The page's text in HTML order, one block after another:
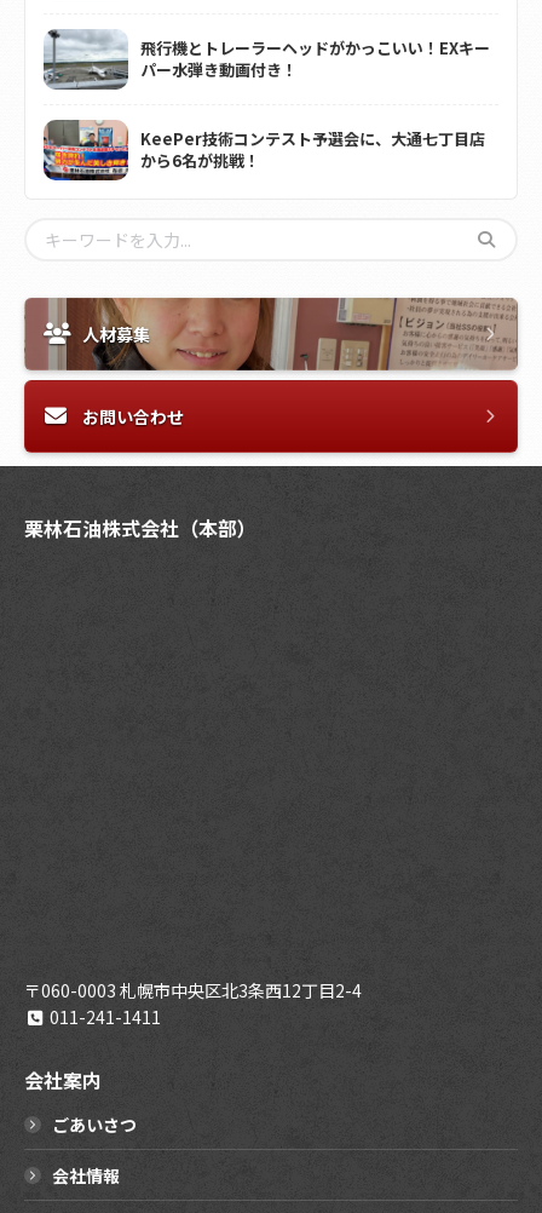
飛行機とトレーラーヘッドがかっこいい！EXキー
パー水弾き動画付き！
KeePer技術コンテスト予選会に、大通七丁目店
から6名が挑戦！
人材募集
お問い合わせ
栗林石油株式会社（本部）
〒060-0003 札幌市中央区北3条西12丁目2-4
011-241-1411
会社案内
ごあいさつ
会社情報